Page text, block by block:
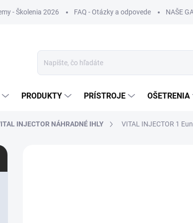
- Školenia 2026 FAQ - Otázky a odpovede NAŠE
PRODUKTY PRÍSTROJE OŠETRENIA
INJECTOR NÁHRADNÉ IHLY VITAL INJECTOR 1